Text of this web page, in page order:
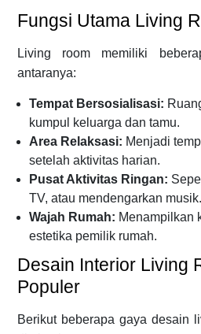
Fungsi Utama Living
Living room memiliki
antaranya:
Tempat Bersosialisasi:
kumpul keluarga dan tamu.
Area Relaksasi: Menjadi
setelah aktivitas harian.
Pusat Aktivitas Ringan:
TV, atau mendengarkan musik.
Wajah Rumah: Menampilkan
estetika pemilik rumah.
Desain Interior Living
Populer
Berikut beberapa gaya desain